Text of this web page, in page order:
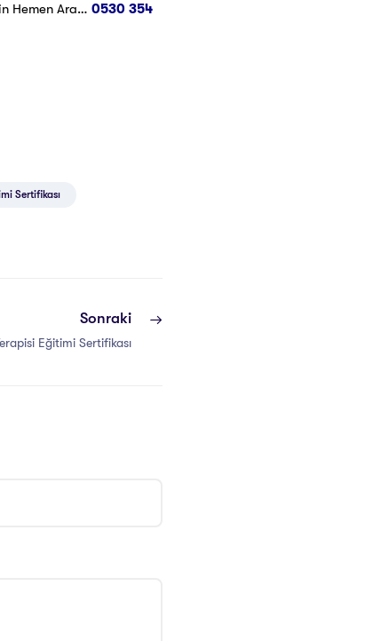
Hemen Ara… 0530 354
Sertifikası
Sonraki
Eğitimi Sertifikası